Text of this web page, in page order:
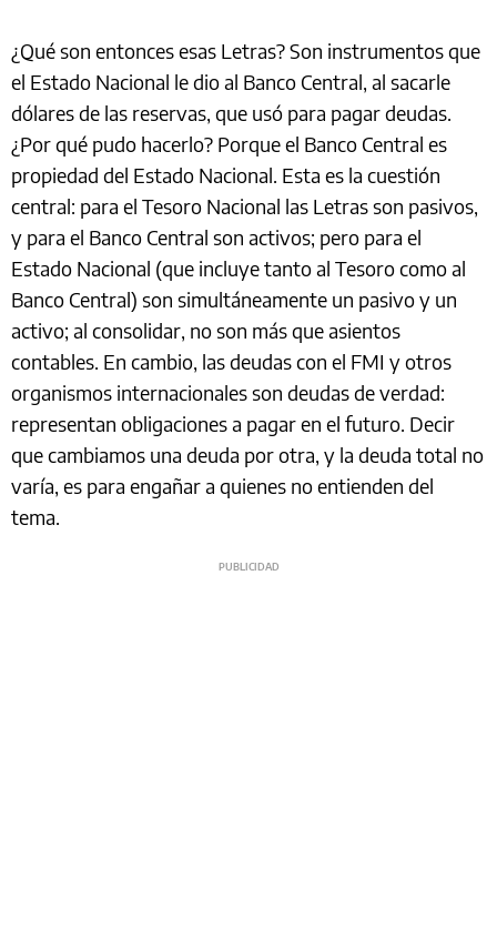
¿Qué son entonces esas Letras? Son instrumentos que
el Estado Nacional le dio al Banco Central, al sacarle
dólares de las reservas, que usó para pagar deudas.
¿Por qué pudo hacerlo? Porque el Banco Central es
propiedad del Estado Nacional. Esta es la cuestión
central: para el Tesoro Nacional las Letras son pasivos,
y para el Banco Central son activos; pero para el
Estado Nacional (que incluye tanto al Tesoro como al
Banco Central) son simultáneamente un pasivo y un
activo; al consolidar, no son más que asientos
contables. En cambio, las deudas con el FMI y otros
organismos internacionales son deudas de verdad:
representan obligaciones a pagar en el futuro. Decir
que cambiamos una deuda por otra, y la deuda total no
varía, es para engañar a quienes no entienden del
tema.